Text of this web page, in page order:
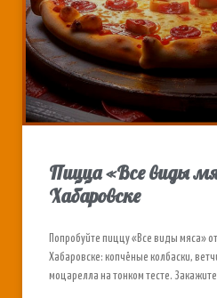
Пицца «Все виды
Хабаровске
Попробуйте пиццу «Все виды мяса»
Хабаровске: копчёные колбаски,
моцарелла на тонком тесте.